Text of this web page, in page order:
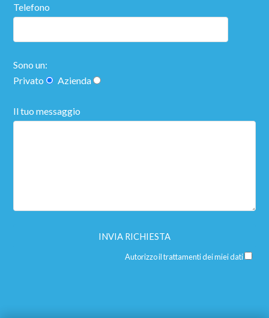
Telefono
Sono un:
Privato
Azienda
Il tuo messaggio
Autorizzo il trattamenti dei miei dati